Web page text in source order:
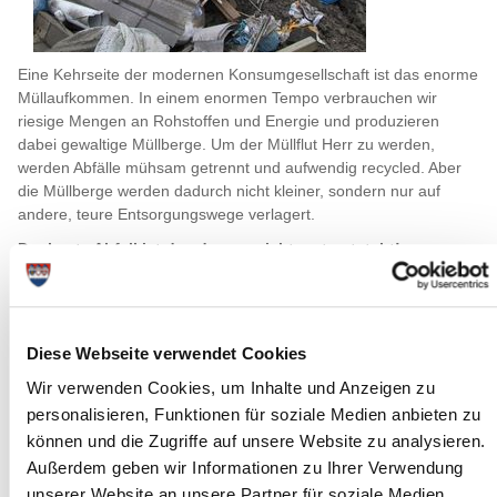
Diese Webseite verwendet Cookies
Wir verwenden Cookies, um Inhalte und Anzeigen zu
personalisieren, Funktionen für soziale Medien anbieten zu
können und die Zugriffe auf unsere Website zu analysieren.
Außerdem geben wir Informationen zu Ihrer Verwendung
Eine Kehrseite der modernen Konsumgesellschaft ist das enorme
Müllaufkommen. In einem enormen Tempo verbrauchen wir
riesige Mengen an Rohstoffen und Energie und produzieren
dabei gewaltige Müllberge. Um der Müllflut Herr zu werden,
werden Abfälle mühsam getrennt und aufwendig recycled. Aber
die Müllberge werden dadurch nicht kleiner, sondern nur auf
andere, teure Entsorgungswege verlagert.
Der beste Abfall ist der, der gar nicht erst entsteht!
Plastik vermeiden